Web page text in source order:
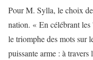
Pour M. Sylla, le choix
nation. « En célébrant
le triomphe des mots sur
puissante arme : à